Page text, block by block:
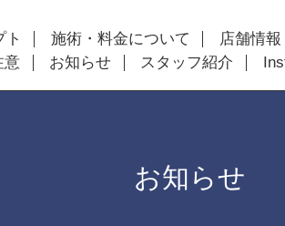
ト 施術・料金について 店舗情報
意
お知らせ スタッフ紹介
お知らせ